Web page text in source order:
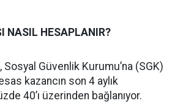
NASIL HESAPLANIR?
Güvenlik Kurumu’na (SGK)
kazancın son 4 aylık
40’ı üzerinden bağlanıyor.